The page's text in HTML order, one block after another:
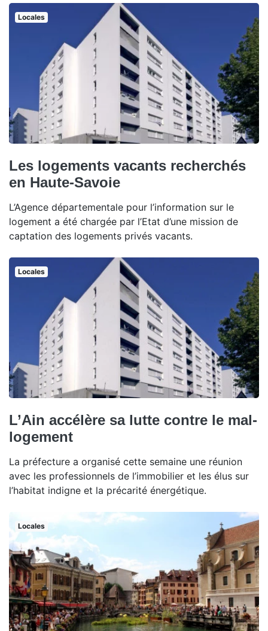
Locales
Les logements vacants recherchés
en Haute-Savoie
L’Agence départementale pour l’information sur le
logement a été chargée par l’Etat d’une mission de
captation des logements privés vacants.
Locales
L’Ain accélère sa lutte contre le mal-
logement
La préfecture a organisé cette semaine une réunion
avec les professionnels de l’immobilier et les élus sur
l’habitat indigne et la précarité énergétique.
Locales